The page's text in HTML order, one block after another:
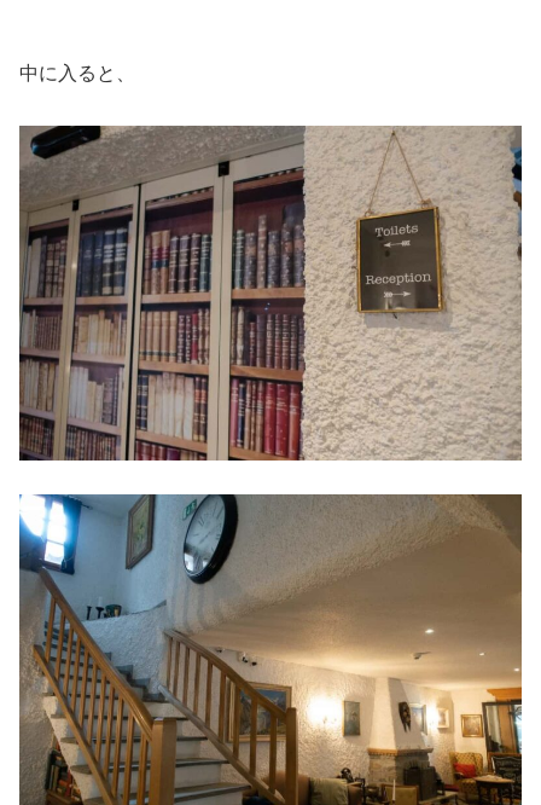
中に入ると、